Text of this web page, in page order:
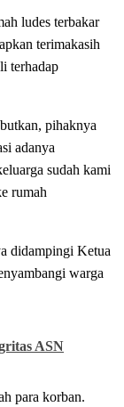
ludes terbakar
terimakasih
terhadap
pihaknya
adanya
sudah kami
rumah
didampingi Ketua
warga
ASN
para korban.